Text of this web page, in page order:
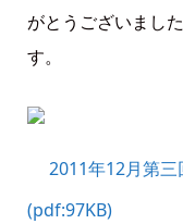
がとうございまし
す。
2011年12月第
(pdf:97KB)